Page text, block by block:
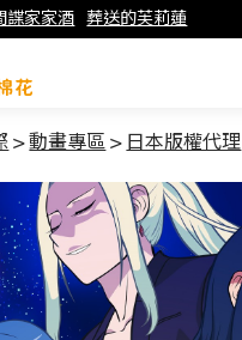
諜家家酒 葬送的芙莉蓮
>動畫專區 > 日本版權代理